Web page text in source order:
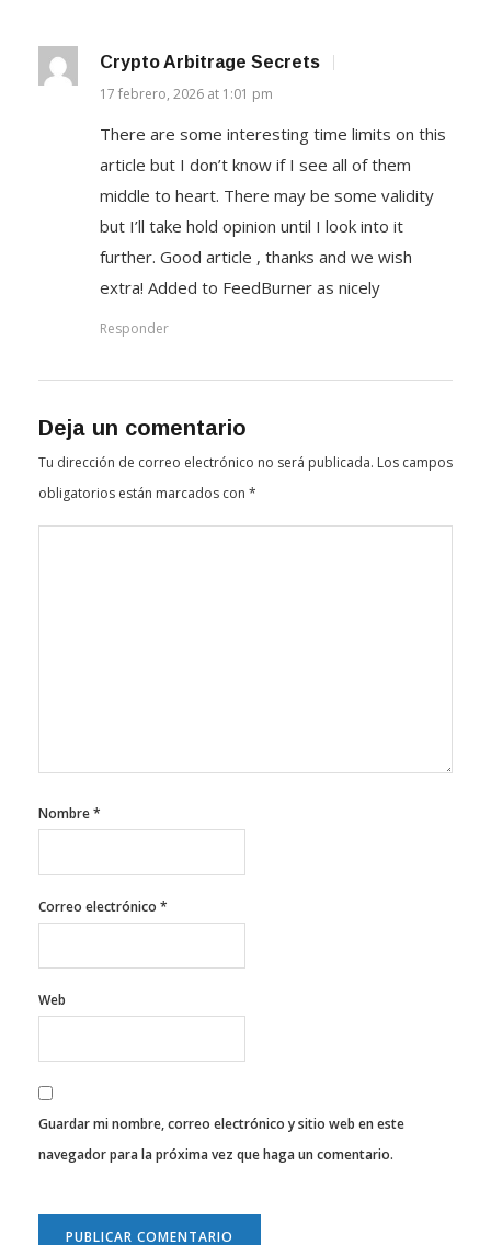
Crypto Arbitrage Secrets
17 febrero, 2026 at 1:01 pm
There are some interesting time limits on this
article but I don’t know if I see all of them
middle to heart. There may be some validity
but I’ll take hold opinion until I look into it
further. Good article , thanks and we wish
extra! Added to FeedBurner as nicely
Responder
Deja un comentario
Tu dirección de correo electrónico no será publicada. Los campos
obligatorios están marcados con *
Nombre*
Correo electrónico *
Web
Guardar mi nombre, correo electrónico y sitio web en este
navegador para la próxima vez que haga un comentario.